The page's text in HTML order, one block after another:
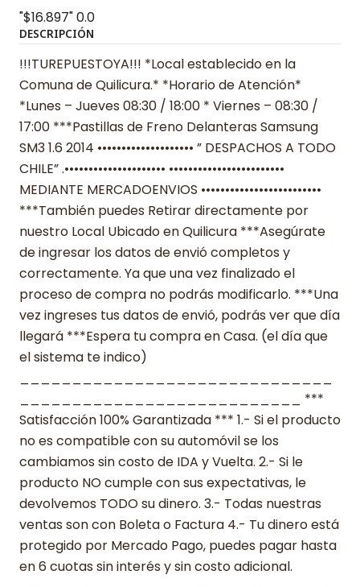
"$16.897"0.0
DESCRIPCIÓN
!!!TUREPUESTOYA!!! *Local establecido en la
Comuna de Quilicura.* *Horario de Atención*
*Lunes – Jueves 08:30 / 18:00 * Viernes – 08:30 /
17:00 ***Pastillas de Freno Delanteras Samsung
SM3 1.6 2014 •••••••••••••••••••• ” DESPACHOS A TODO
CHILE” .••••••••••••••••••••• ••••••••••••••••••••••••
MEDIANTE MERCADOENVIOS •••••••••••••••••••••••••
***También puedes Retirar directamente por
nuestro Local Ubicado en Quilicura ***Asegúrate
de ingresar los datos de envió completos y
correctamente. Ya que una vez finalizado el
proceso de compra no podrás modificarlo. ***Una
vez ingreses tus datos de envió, podrás ver que día
llegará ***Espera tu compra en Casa. (el día que
el sistema te indico)
___________________________ ***
Satisfacción 100% Garantizada *** 1.- Si el producto
no es compatible con su automóvil se los
cambiamos sin costo de IDA y Vuelta. 2.- Si le
producto NO cumple con sus expectativas, le
devolvemos TODO su dinero. 3.- Todas nuestras
ventas son con Boleta o Factura 4.- Tu dinero está
protegido por Mercado Pago, puedes pagar hasta
en 6 cuotas sin interés y sin costo adicional.